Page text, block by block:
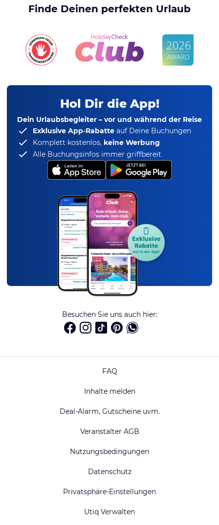
Finde Deinen perfekten Urlaub
Hol Dir die App!
Dein Urlaubsbegleiter – vor und während der Reise
Exklusive App-Rabatte auf Deine Buchungen
Komplett kostenlos, keine Werbung
Alle Buchungsinfos immer griffbereit
Besuchen Sie uns auch hier:
FAQ
Inhalte melden
Deal-Alarm, Gutscheine uvm.
Veranstalter AGB
Nutzungsbedingungen
Datenschutz
Privatsphäre-Einstellungen
Utiq Verwalten